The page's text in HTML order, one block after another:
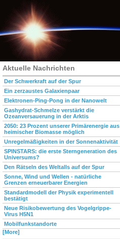
Aktuelle Nachrichten
Der Schwerkraft auf der Spur
Ein zerzaustes Galaxienpaar
Elektronen-Ping-Pong in der Nanowelt
Gashydrat-Schmelze verstärkt die
Ozeanversauerung in der Arktis
2050: 23 Prozent unserer Primärenergie aus
heimischer Biomasse möglich
Unregelmäßigkeiten in der Sonnenaktivität
SPINSTARS: die erste Sterngeneration des
Universums?
Den Rätseln des Weltalls auf der Spur
Sonne, Wind und Wellen - natürliche
Grenzen erneuerbarer Energien
Standardmodell der Physik experimentell
bestätigt
Neue Risikobewertung des Vogelgrippe-
Virus H5N1
Mobilfunkstandorte
[More]